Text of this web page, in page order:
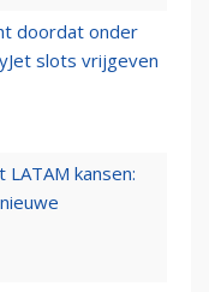
doordat onder
slots vrijgeven
kansen: